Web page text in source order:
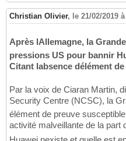
Christian Olivier, le 21/02/2019
Après lAllemagne, la
pressions US pour bannir
Citant labsence délément
Par la voix de Ciaran Martin,
Security Centre (NCSC), la
élément de preuve
activité malveillante de la part